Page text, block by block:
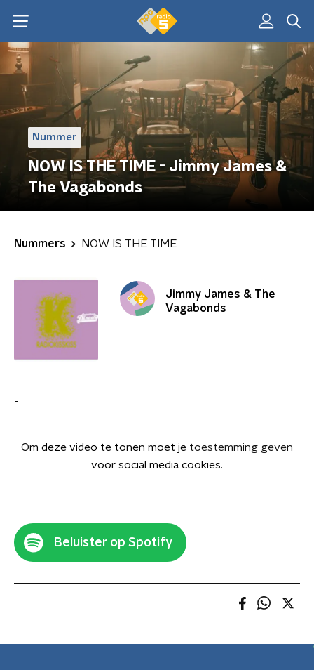
Nummer
NOW IS THE TIME - Jimmy James &
The Vagabonds
Nummers NOW IS THE TIME
Jimmy James & The
Vagabonds
-
Om deze video te tonen moet je toestemming geven
voor social media cookies.
Beluister op Spotify